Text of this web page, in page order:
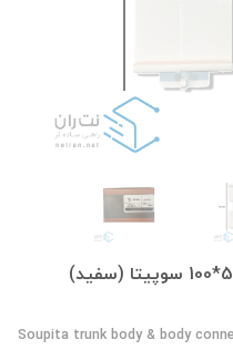
Soupita trunk body & body